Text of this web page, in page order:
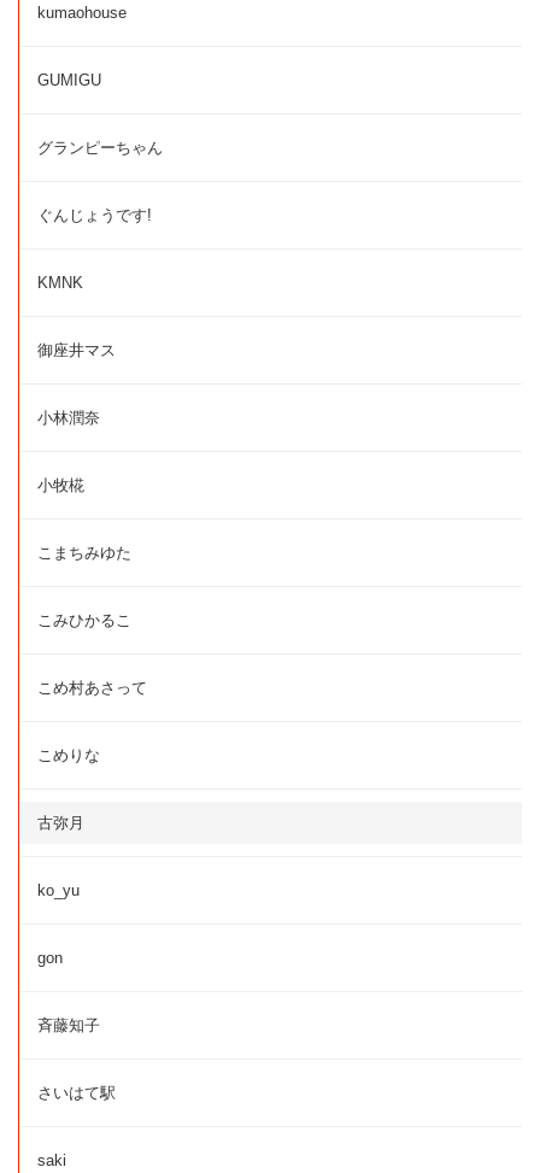
kumaohouse
GUMIGU
グランピーちゃん
ぐんじょうです!
KMNK
御座井マス
小林潤奈
小牧椛
こまちみゆた
こみひかるこ
こめ村あさって
こめりな
古弥月
ko_yu
gon
斉藤知子
さいはて駅
saki